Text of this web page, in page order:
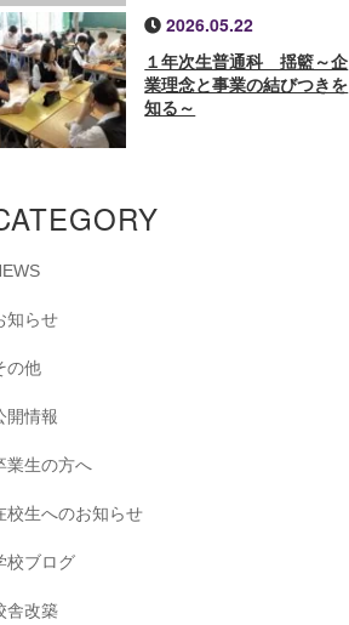
2026.05.22
１年次生普通科 揺籃～企
業理念と事業の結びつきを
知る～
知らせ
の他
開情報
業生の方へ
校生へのお知らせ
校ブログ
舎改築